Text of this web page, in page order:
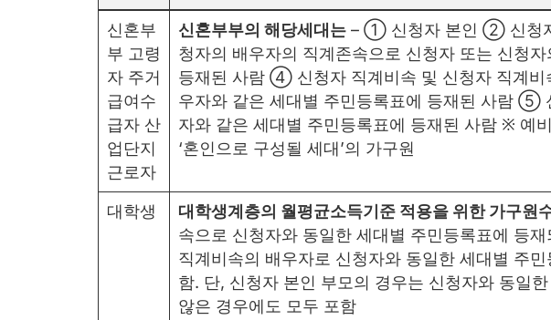
신혼부
부 고령
자 주거
급여수
급자 산
업단지
근로자
신혼부부의 해당세대는– ① 신청자 본인 ② 신청
청자의 배우자의 직계존속으로 신청자 또는 신청
등재된 사람 ④ 신청자 직계비속 및 신청자 직계비
우자와 같은 세대별 주민등록표에 등재된 사람 ⑤
자와 같은 세대별 주민등록표에 등재된 사람 ※ 예
‘혼인으로 구성될 세대’의 가구원
대학생 대학생계층의 월평균소득기준 적용을 위한 가구원
속으로 신청자와 동일한 세대별 주민등록표에 등
직계비속의 배우자로 신청자와 동일한 세대별 주
함. 단, 신청자 본인 부모의 경우는 신청자와 동일
않은 경우에도 모두 포함